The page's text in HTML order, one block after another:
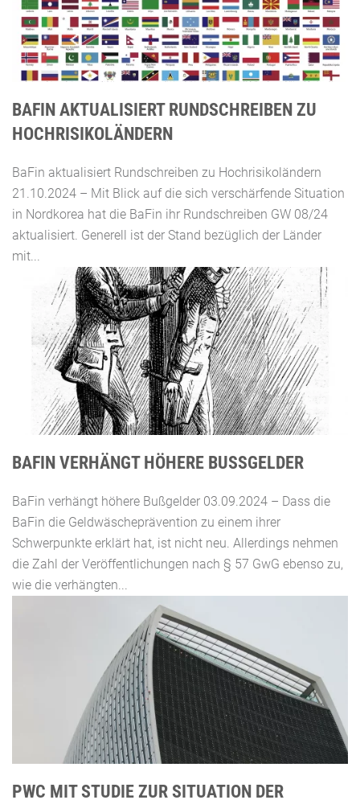
BAFIN AKTUALISIERT RUNDSCHREIBEN ZU
HOCHRISIKOLÄNDERN
BaFin aktualisiert Rundschreiben zu Hochrisikoländern
21.10.2024 – Mit Blick auf die sich verschärfende Situation
in Nordkorea hat die BaFin ihr Rundschreiben GW 08/24
aktualisiert. Generell ist der Stand bezüglich der Länder
mit...
BAFIN VERHÄNGT HÖHERE BUSSGELDER
BaFin verhängt höhere Bußgelder 03.09.2024 – Dass die
BaFin die Geldwäscheprävention zu einem ihrer
Schwerpunkte erklärt hat, ist nicht neu. Allerdings nehmen
die Zahl der Veröffentlichungen nach § 57 GwG ebenso zu,
wie die verhängten...
PWC MIT STUDIE ZUR SITUATION DER